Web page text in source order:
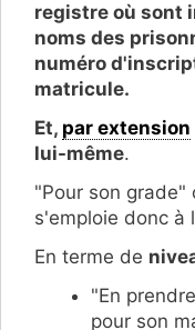
registre où sont
noms des
numéro
matricule.
Et, par extension
lui-même.
"Pour son grade"
s'emploie donc à
En terme de
"En
pour son